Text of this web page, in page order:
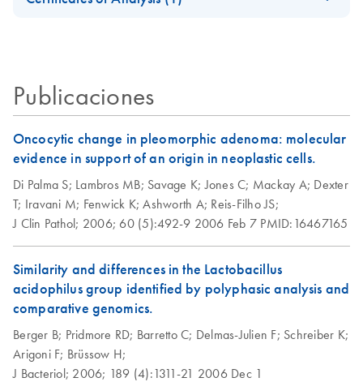
RNeasy MinElute
Cleanup Kit or
Cleanup Kit
Publicaciones
Oncocytic change in pleomorphic adenoma: molecular
evidence in support of an origin in neoplastic cells.
Di Palma S; Lambros MB; Savage K;Jones C; Mackay A; Dexter
T; Iravani M; Fenwick K;Ashworth A; Reis-Filho JS;
J Clin Pathol; 2006; 60 (5):492-9 2006 Feb 7 PMID:16467165
Similarity and differences in the Lactobacillus
acidophilus group identified by polyphasic analysis and
comparative genomics.
Berger B; Pridmore RD; Barretto C; Delmas-Julien F; Schreiber K;
Arigoni F; Brüssow H;
J Bacteriol; 2006; 189 (4):1311-21 2006 Dec 1